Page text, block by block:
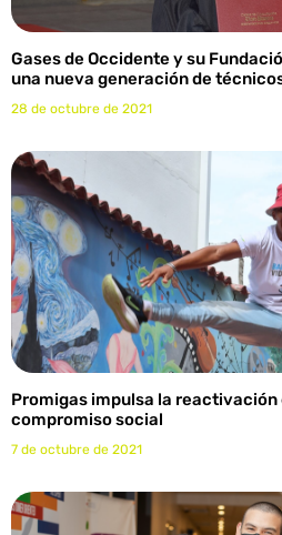
Gases de Occidente y su
una nueva generación de
28 de octubre de 2021
Promigas impulsa la
compromiso social
7 de octubre de 2021